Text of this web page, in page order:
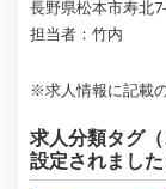
長野県松本市寿北
担当者：竹内
※求人情報に記載
求人分類タグ
設定されました